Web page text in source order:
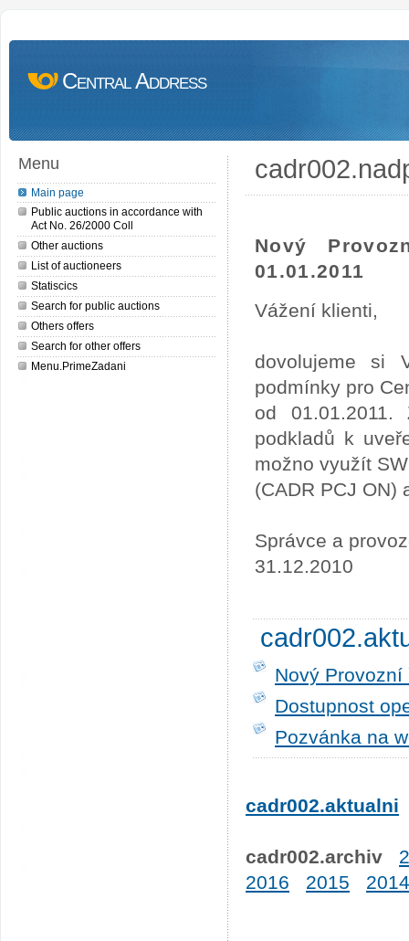
Central Address
Menu
Main page
Public auctions in accordance with
Act No. 26/2000 Coll
Other auctions
List of auctioneers
Statiscics
Search for public auctions
Others offers
Search for other offers
Menu.PrimeZadani
Nový
01.01.2011
Vážení klienti,
dovolujeme si
podmínky pro
od 01.01.2011.
podkladů k
možno využít
(CADR PCJ ON)
Správce a
31.12.2010
Nový
Dostupnost
Pozvánka na
cadr002.aktualni
cadr002.archiv
2016
2015 2014